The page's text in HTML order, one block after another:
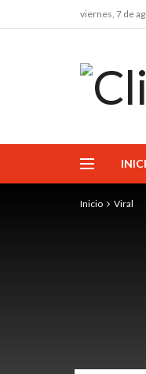
viernes, 7 de
Inicio Viral